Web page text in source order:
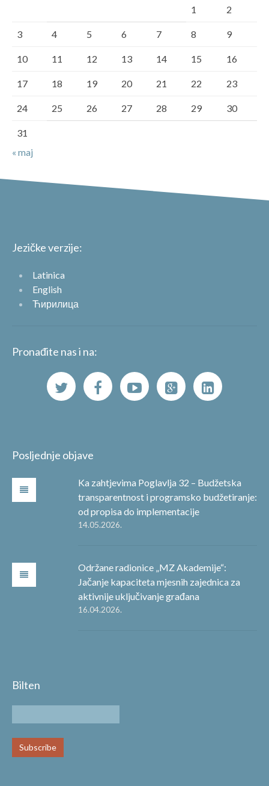
1 2
3 4 5 6 7 8 9
10 11 12 13 14 15 16
17 18 19 20 21 22 23
24 25 26 27 28 29 30
31
« maj
Jezičke verzije:
Latinica
English
Ћирилица
Pronađite nas i na:
Posljednje objave
Ka zahtjevima Poglavlja 32 – Budžetska
transparentnost i programsko budžetiranje:
od propisa do implementacije
14.05.2026.
Održane radionice „MZ Akademije“:
Jačanje kapaciteta mjesnih zajednica za
aktivnije uključivanje građana
16.04.2026.
Bilten